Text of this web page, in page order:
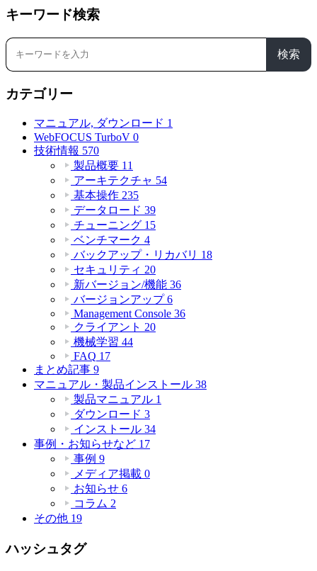
キーワード検索
検索
カテゴリー
マニュアル, ダウンロード 1
WebFOCUS TurboV 0
技術情報 570
製品概要 11
アーキテクチャ 54
基本操作 235
データロード 39
チューニング 15
ベンチマーク 4
バックアップ・リカバリ 18
セキュリティ 20
新バージョン/機能 36
バージョンアップ 6
Management Console 36
クライアント 20
機械学習 44
FAQ 17
まとめ記事 9
マニュアル・製品インストール 38
製品マニュアル 1
ダウンロード 3
インストール 34
事例・お知らせなど 17
事例 9
メディア掲載 0
お知らせ 6
コラム 2
その他 19
ハッシュタグ